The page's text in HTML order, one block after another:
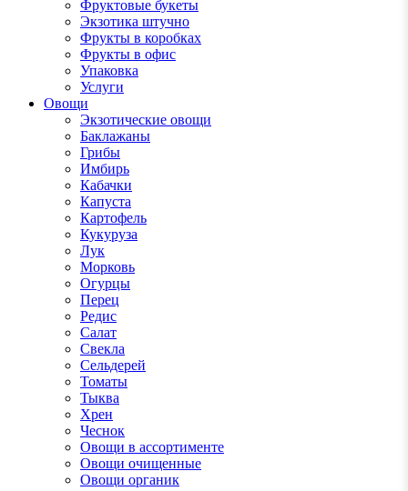
Фруктовые букеты
Экзотика штучно
Фрукты в коробках
Фрукты в офис
Упаковка
Услуги
Овощи
Экзотические овощи
Баклажаны
Грибы
Имбирь
Кабачки
Капуста
Картофель
Кукуруза
Лук
Морковь
Огурцы
Перец
Редис
Салат
Свекла
Сельдерей
Томаты
Тыква
Хрен
Чеснок
Овощи в ассортименте
Овощи очищенные
Овощи органик